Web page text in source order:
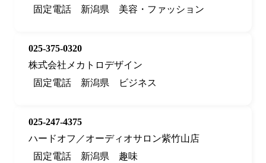
固定電話
新潟県 美容・ファッション
025-375-0320
株式会社メカトロデザイン
固定電話
新潟県 ビジネス
025-247-4375
ハードオフ／オーディオサロン紫竹山店
固定電話
新潟県 趣味